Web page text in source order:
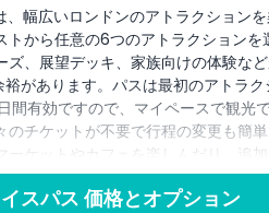
幅広いロンドンのアトラクション
から任意の6つのアトラクション
、展望デッキ、家族向けの体験な
があります。パスは最初のアトラ
有効ですので、マイペースで観光
チケットが不要で行程の変更も簡
ケットやカフェを楽しんだり、追
む旅行者にぴったりの6チョイスパ
由を提供します。
スパス 価格とオプション